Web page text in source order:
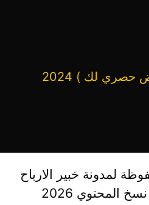
لك ) 2024
لمدونة خبير الارباح
المحتوي 2026